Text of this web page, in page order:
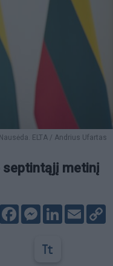
ELTA / Andrius Ufartas
septintąjį metinį
FacebookMessenger
LinkedIn
Email